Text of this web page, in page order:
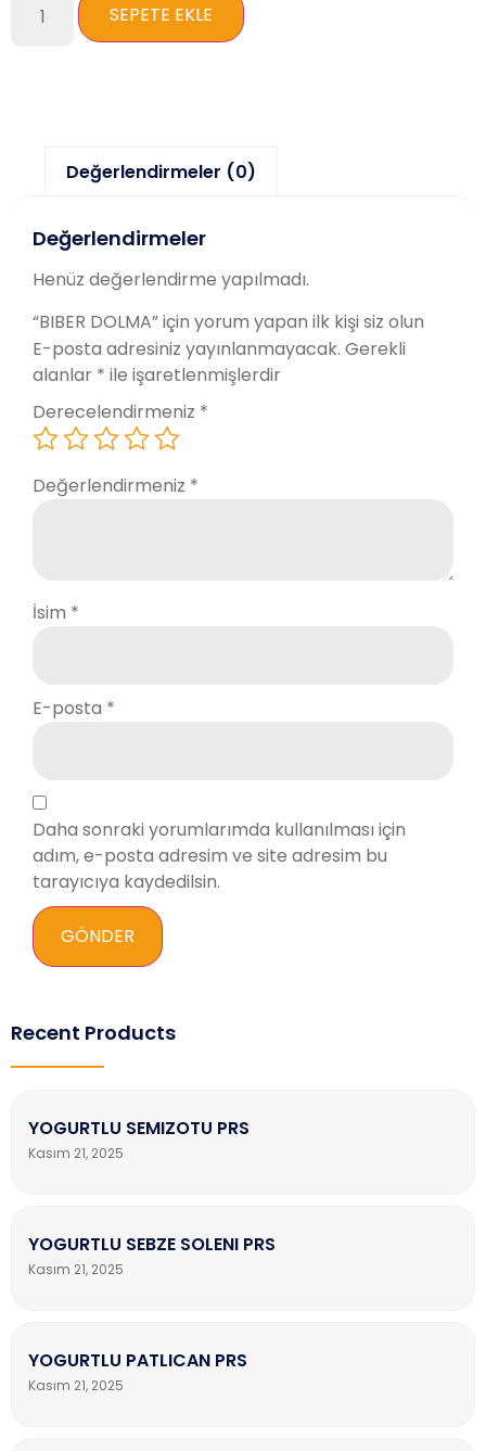
SEPETE EKLE
Değerlendirmeler (0)
Değerlendirmeler
Henüz değerlendirme yapılmadı.
“BIBER DOLMA” için yorum yapan ilk kişi siz olun
E-posta adresiniz yayınlanmayacak. Gerekli
alanlar * ile işaretlenmişlerdir
Derecelendirmeniz *
Değerlendirmeniz *
İsim *
E-posta *
Daha sonraki yorumlarımda kullanılması için
adım, e-posta adresim ve site adresim bu
tarayıcıya kaydedilsin.
Recent Products
YOGURTLU SEMIZOTU PRS
Kasım 21, 2025
YOGURTLU SEBZE SOLENI PRS
Kasım 21, 2025
YOGURTLU PATLICAN PRS
Kasım 21, 2025